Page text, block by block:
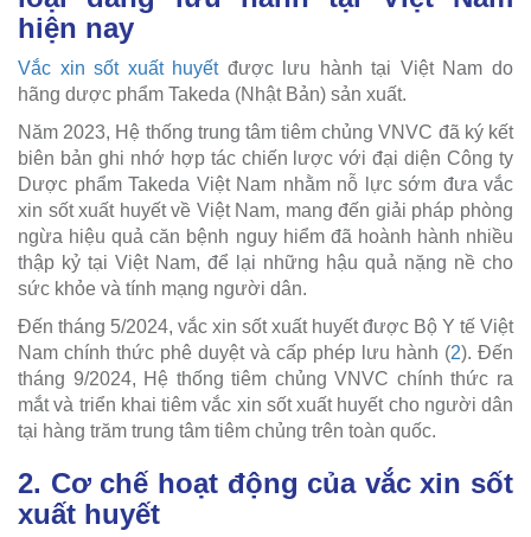
hiện nay
Vắc xin sốt xuất huyếtđược lưu hành tại Việt Nam do
hãng dược phẩm Takeda (Nhật Bản) sản xuất.
Năm 2023, Hệ thống trung tâm tiêm chủng VNVC đã ký kết
biên bản ghi nhớ hợp tác chiến lược với đại diện Công ty
Dược phẩm Takeda Việt Nam nhằm nỗ lực sớm đưa vắc
xin sốt xuất huyết về Việt Nam, mang đến giải pháp phòng
ngừa hiệu quả căn bệnh nguy hiểm đã hoành hành nhiều
thập kỷ tại Việt Nam, để lại những hậu quả nặng nề cho
sức khỏe và tính mạng người dân.
Đến tháng 5/2024, vắc xin sốt xuất huyết được Bộ Y tế Việt
Nam chính thức phê duyệt và cấp phép lưu hành (2). Đến
tháng 9/2024, Hệ thống tiêm chủng VNVC chính thức ra
mắt và triển khai tiêm vắc xin sốt xuất huyết cho người dân
tại hàng trăm trung tâm tiêm chủng trên toàn quốc.
2. Cơ chế hoạt động của vắc xin sốt
xuất huyết